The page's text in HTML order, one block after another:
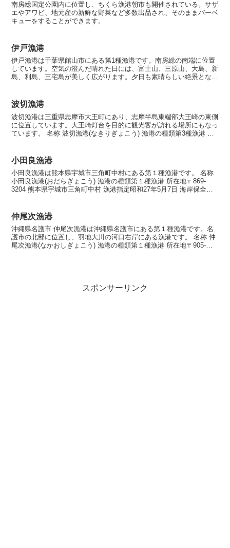
南房総国定公園内に位置し、ちくら漁港朝市も開催されている。サザ
エやアワビ、地元産の新鮮な野菜など多数出品され、そのままバーベ
キューをすることができます。
伊戸漁港
伊戸漁港は千葉県館山市にある第1種漁港です。南房総の南端に位置
しています。空気の澄んだ晴れた日には、富士山、三原山、大島、新
島、利島、三宅島が美しく広がります。夕日も素晴らしい絶景となり
波切漁港
波切漁港は三重県志摩市大王町にあり、志摩半島東端部大王崎の東側
に位置しています。大王崎灯台を目的に観光客が訪れる場所にもなっ
ています。 名称 波切漁港(なきりぎょこう) 漁港の種類第3種漁港 所
小田良漁港
小田良漁港は熊本県宇城市三角町中村にある第１種漁港です。 名称
小田良漁港(おだらぎょこう) 漁港の種類第１種漁港 所在地〒869-
3204 熊本県宇城市三角町中村 漁港指定昭和27年5月7日 海岸保全区
仲尾次漁港
沖縄県名護市 仲尾次漁港は沖縄県名護市にある第１種漁港です。名
護市の北部に位置し、羽地大川の河口右岸にある漁港です。 名称 仲
尾次漁港(なかおしぎょこう) 漁港の種類第１種漁港 所在地〒905-
スポンサーリンク